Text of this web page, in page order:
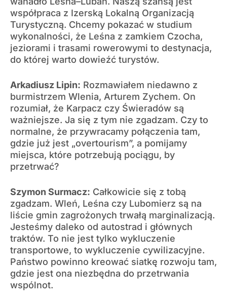
współpraca z Izerską Lokalną Organizacją
Turystyczną. Chcemy pokazać w studium
wykonalności, że Leśna z zamkiem Czocha,
jeziorami i trasami rowerowymi to destynacja,
do której warto dowieźć turystów.
Arkadiusz Lipin: Rozmawiałem niedawno z
burmistrzem Wlenia, Arturem Zychem. On
rozumiał, że Karpacz czy Świeradów są
ważniejsze. Ja się z tym nie zgadzam. Czy to
normalne, że przywracamy połączenia tam,
gdzie już jest „overtourism”, a pomijamy
miejsca, które potrzebują pociągu, by
przetrwać?
Szymon Surmacz: Całkowicie się z tobą
zgadzam. Wleń, Leśna czy Lubomierz są na
liście gmin zagrożonych trwałą marginalizacją.
Jesteśmy daleko od autostrad i głównych
traktów. To nie jest tylko wykluczenie
transportowe, to wykluczenie cywilizacyjne.
Państwo powinno kreować siatkę rozwoju tam,
gdzie jest ona niezbędna do przetrwania
wspólnot.